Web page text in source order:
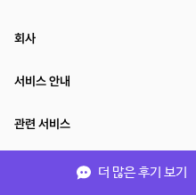
더 많은 후기 보기
회사
서비스 안내
관련 서비스